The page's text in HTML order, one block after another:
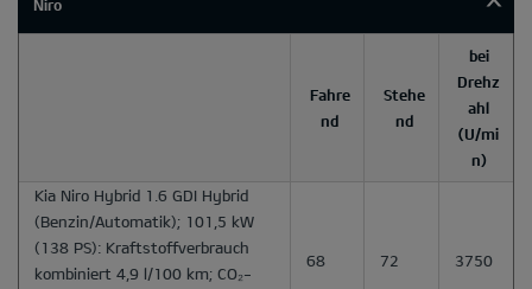
Niro
Fahre
nd
Stehe
nd
bei
Drehz
ahl
(U/mi
n)
Kia Niro Hybrid 1.6 GDI Hybrid
(Benzin/Automatik); 101,5 kW
(138 PS): Kraftstoffverbrauch
kombiniert 4,9 l/100 km; CO₂-
68 72 3750